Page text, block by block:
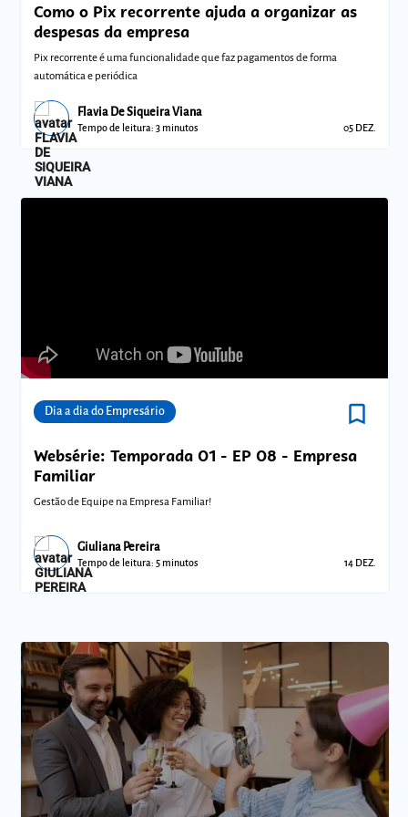
Como o Pix recorrente ajuda a organizar as
despesas da empresa
Pix recorrente é uma funcionalidade que faz pagamentos de forma
automática e periódica
Flavia De Siqueira Viana
Tempo de leitura: 3 minutos 05 DEZ.
Dia a dia do Empresário bookmark_border
Websérie: Temporada 01 - EP 08 - Empresa
Familiar
Gestão de Equipe na Empresa Familiar!
Giuliana Pereira
Tempo de leitura: 5 minutos 14 DEZ.